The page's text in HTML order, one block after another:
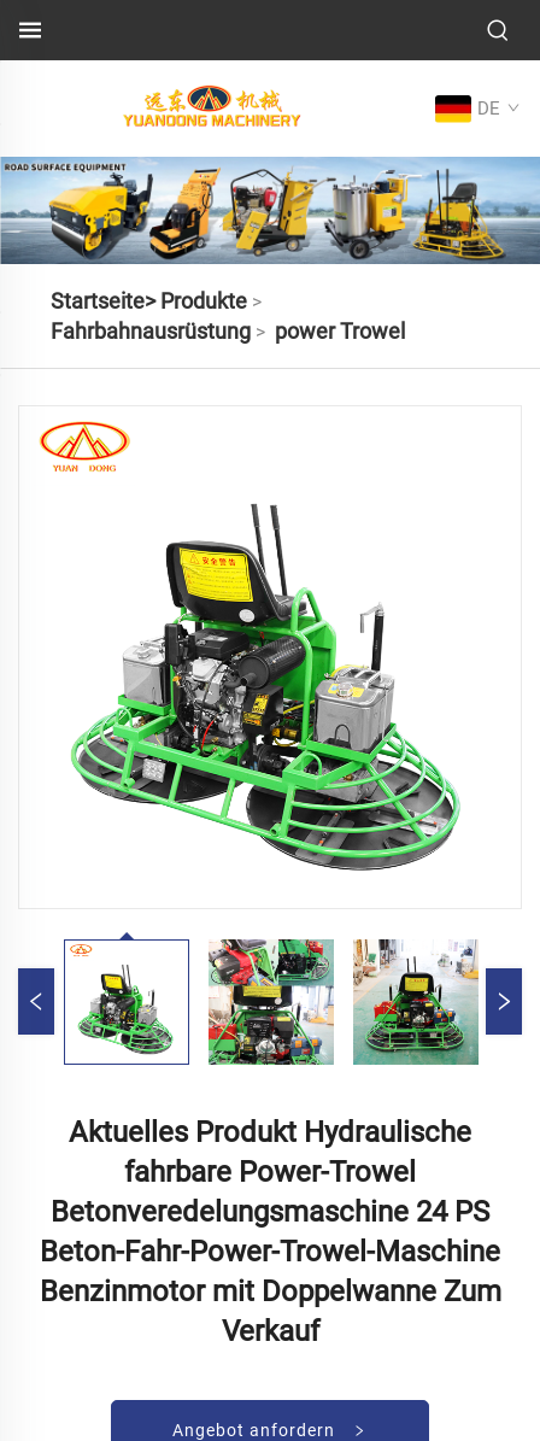
DE
Startseite> Produkte>
Fahrbahnausrüstung> power Trowel
Aktuelles Produkt Hydraulische
fahrbare Power-Trowel
Betonveredelungsmaschine 24 PS
Beton-Fahr-Power-Trowel-Maschine
Benzinmotor mit Doppelwanne Zum
Verkauf
Angebot anfordern